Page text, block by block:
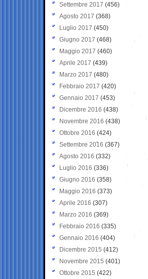
Settembre 2017 (456)
Agosto 2017 (368)
Luglio 2017 (450)
Giugno 2017 (468)
Maggio 2017 (460)
Aprile 2017 (439)
Marzo 2017 (480)
Febbraio 2017 (420)
Gennaio 2017 (453)
Dicembre 2016 (438)
Novembre 2016 (438)
Ottobre 2016 (424)
Settembre 2016 (367)
Agosto 2016 (332)
Luglio 2016 (336)
Giugno 2016 (358)
Maggio 2016 (373)
Aprile 2016 (307)
Marzo 2016 (369)
Febbraio 2016 (335)
Gennaio 2016 (404)
Dicembre 2015 (412)
Novembre 2015 (401)
Ottobre 2015 (422)